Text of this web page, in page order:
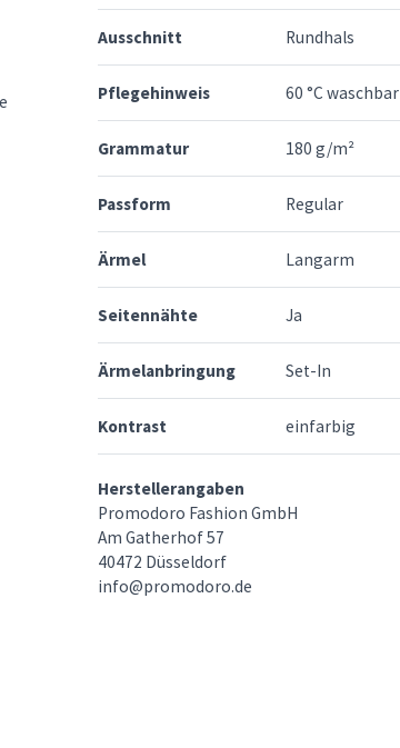
Ausschnitt Rundhals
Pflegehinweis 60 °C waschbar
Grammatur 180 g/m²
Passform Regular
Ärmel Langarm
Seitennähte Ja
Ärmelanbringung Set-In
Kontrast einfarbig
Herstellerangaben
Promodoro Fashion GmbH
Am Gatherhof 57
40472 Düsseldorf
info@promodoro.de